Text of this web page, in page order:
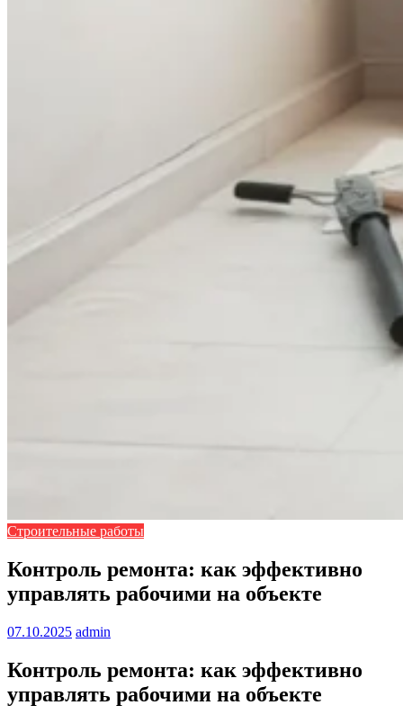
Строительные работы
Контроль ремонта: как эффективно
управлять рабочими на объекте
07.10.2025 admin
Контроль ремонта: как эффективно
управлять рабочими на объекте